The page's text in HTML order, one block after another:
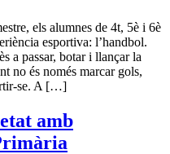
els alumnes de 4t, 5è i 6è
esportiva: l’handbol.
a passar, botar i llançar la
no és només marcar gols,
se. A […]
amb